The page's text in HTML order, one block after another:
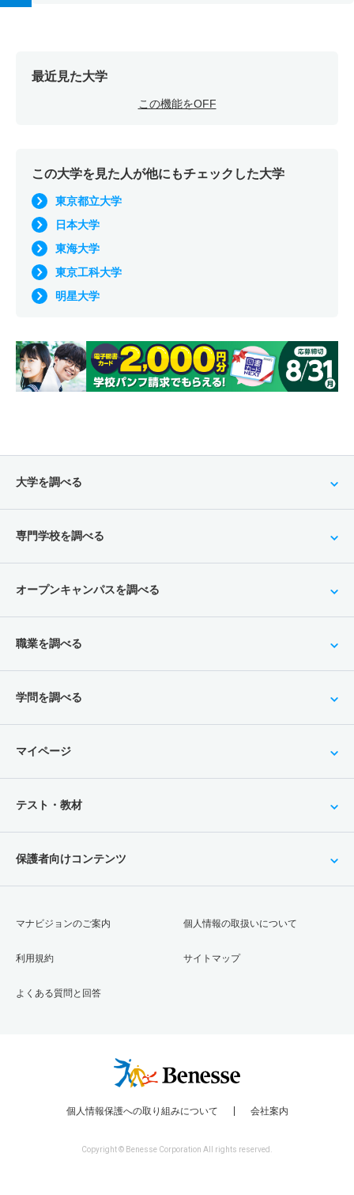
最近見た大学
この機能をOFF
この大学を見た人が他にもチェックした大学
東京都立大学
日本大学
東海大学
東京工科大学
明星大学
大学を調べる
専門学校を調べる
オープンキャンパスを調べる
職業を調べる
学問を調べる
マイページ
テスト・教材
保護者向けコンテンツ
マナビジョンのご案内
利用規約
よくある質問と回答
個人情報の取扱いについて
サイトマップ
個人情報保護への取り組みについて 会社案内
Copyright © Benesse Corporation All rights reserved.